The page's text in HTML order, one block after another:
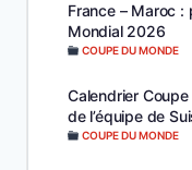
France – Maroc
Mondial 2026
COUPE DU MONDE
Calendrier
de l’équipe de
COUPE DU MONDE